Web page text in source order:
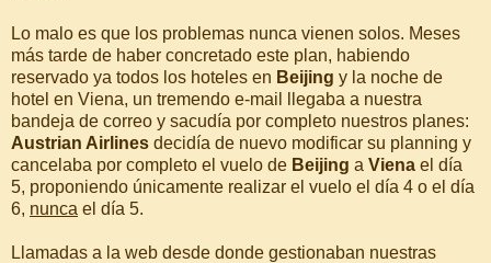
Lo malo es que los problemas nunca vienen solos. Meses
más tarde de haber concretado este plan, habiendo
reservado ya todos los hoteles en Beijing y la noche de
hotel en Viena, un tremendo e-mail llegaba a nuestra
bandeja de correo y sacudía por completo nuestros planes:
Austrian Airlines decidía de nuevo modificar su planning y
cancelaba por completo el vuelo de Beijing a Viena el día
5, proponiendo únicamente realizar el vuelo el día 4 o el día
6, nunca el día 5.
Llamadas a la web desde donde gestionaban nuestras